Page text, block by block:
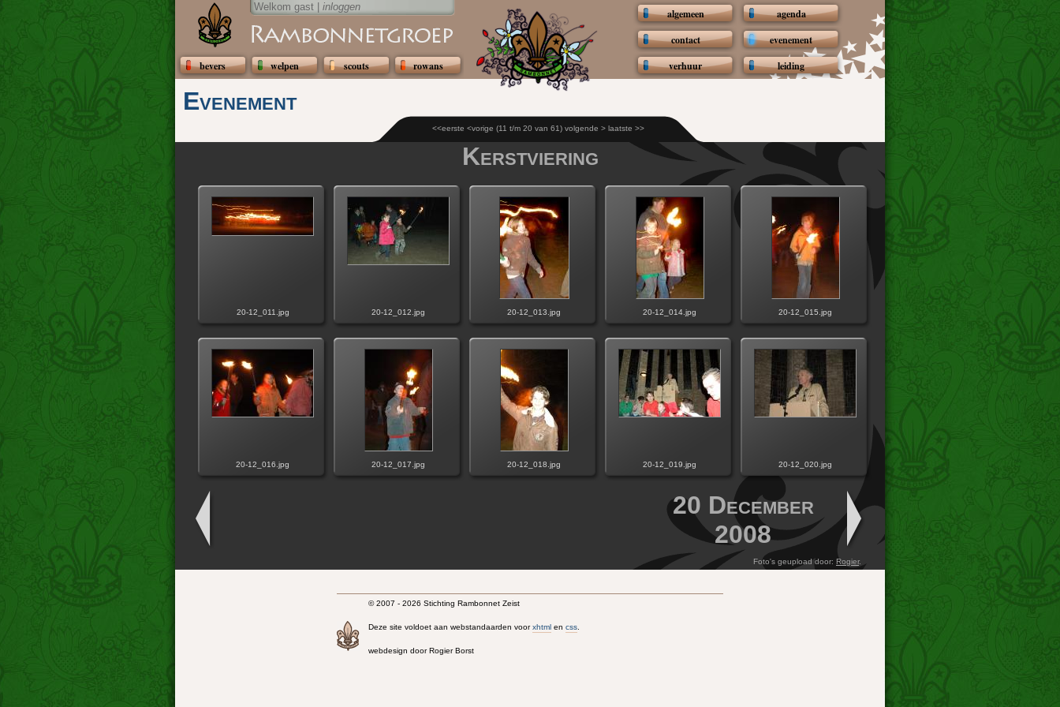
Welkom gast | inloggen
bevers welpen scouts rowans
algemeen
agenda
contact
evenement
verhuur
leiding
Evenement
<<eerste <vorige (11 t/m 20 van 61) volgende > laatste >>
Kerstviering
20-12_011.jpg 20-12_012.jpg 20-12_013.jpg 20-12_014.jpg 20-12_015.jpg
20-12_016.jpg 20-12_017.jpg 20-12_018.jpg 20-12_019.jpg 20-12_020.jpg
20 December
2008
Foto's geupload door: Rogier.
© 2007 - 2026 Stichting Rambonnet Zeist
Deze site voldoet aan webstandaarden voorxhtml en css
webdesign door Rogier Borst